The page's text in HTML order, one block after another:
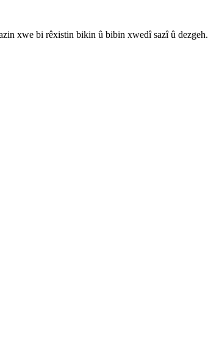
xwe bi rêxistin bikin û bibin xwedî sazî û dezgeh.